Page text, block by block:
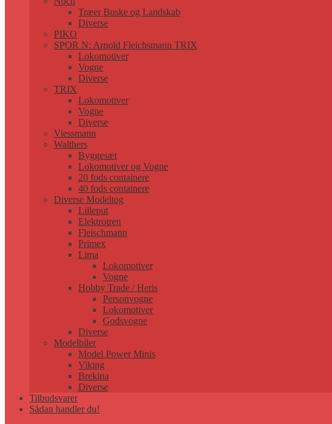
Træer Buske og Landskab
Diverse
PIKO
SPOR N: Arnold Fleichsmann TRIX
Lokomotiver
Vogne
Diverse
TRIX
Lokomotiver
Vogne
Diverse
Viessmann
Walthers
Byggesæt
Lokomotiver og Vogne
20 fods containere
40 fods containere
Diverse Modeltog
Lilleput
Elektrotren
Fleischmann
Primex
Lima
Lokomotiver
Vogne
Hobby Trade / Heris
Personvogne
Lokomotiver
Godsvogne
Diverse
Modelbiler
Model Power Minis
Viking
Brekina
Diverse
Tilbudsvarer
Sådan handler du!